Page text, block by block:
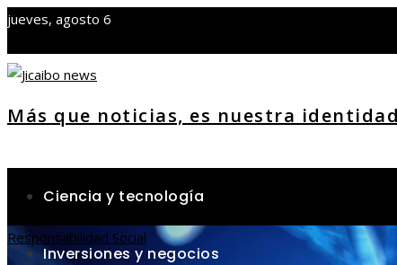
jueves, agosto 6
Más que noticias, es nuestra identidad
Ciencia y tecnología
Inversiones y negocios
Responsabilidad Social